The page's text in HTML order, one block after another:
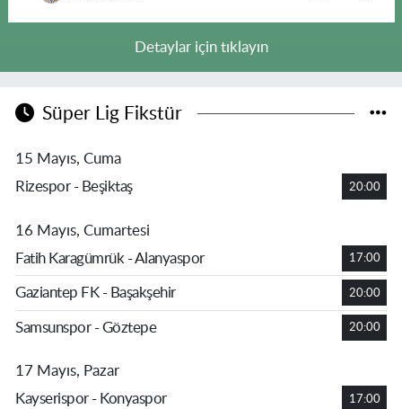
Detaylar için tıklayın
Süper Lig Fikstür
15 Mayıs, Cuma
Rizespor - Beşiktaş
20:00
16 Mayıs, Cumartesi
Fatih Karagümrük - Alanyaspor
17:00
Gaziantep FK - Başakşehir 20:00
Samsunspor - Göztepe 20:00
17 Mayıs, Pazar
Kayserispor - Konyaspor
17:00